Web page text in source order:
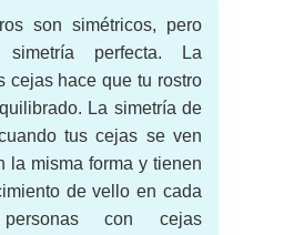
son simétricos, pero
perfecta. La
cejas hace que tu rostro
La simetría de
tus cejas se ven
la misma forma y tienen
de vello en cada
con cejas